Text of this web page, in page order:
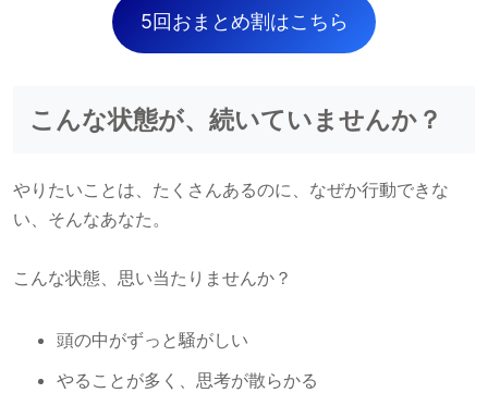
5回おまとめ割はこちら
こんな状態が、続いていませんか？
やりたいことは、たくさんあるのに、なぜか行動できな
い、そんなあなた。
こんな状態、思い当たりませんか？
頭の中がずっと騒がしい
やることが多く、思考が散らかる